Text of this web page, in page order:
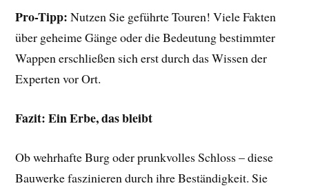
Pro-Tipp: Nutzen Sie geführte Touren! Viele Fakten
über geheime Gänge oder die Bedeutung bestimmter
Wappen erschließen sich erst durch das Wissen der
Experten vor Ort.
Fazit: Ein Erbe, das bleibt
Ob wehrhafte Burg oder prunkvolles Schloss – diese
Bauwerke faszinieren durch ihre Beständigkeit. Sie